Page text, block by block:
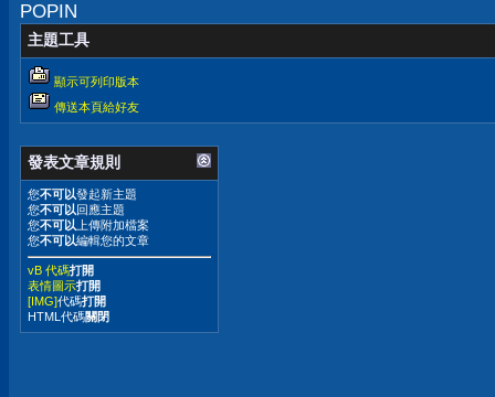
POPIN
主題工具
顯示可列印版本
傳送本頁給好友
發表文章規則
您不可以發起新主題
您不可以 回應主題
您不可以 上傳附加檔案
您不可以編輯您的文章
vB 代碼打開
表情圖示打開
[IMG]代碼打開
HTML代碼關閉